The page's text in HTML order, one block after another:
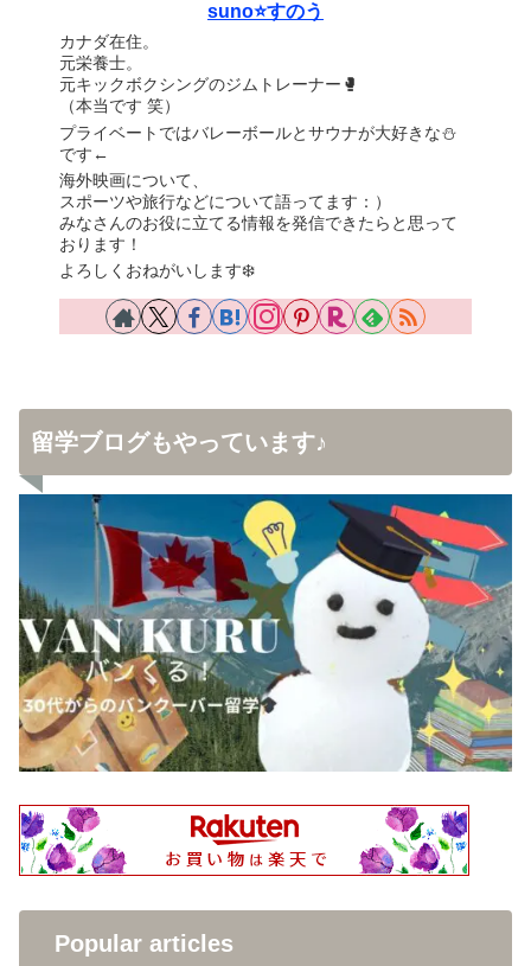
suno⭐️すのう
カナダ在住。
元栄養士。
元キックボクシングのジムトレーナー🥊
（本当です 笑）
プライベートではバレーボールとサウナが大好きな⛄️
です←
海外映画について、
スポーツや旅行などについて語ってます：）
みなさんのお役に立てる情報を発信できたらと思って
おります！
よろしくおねがいします❄️
留学ブログもやっています♪
Popular articles